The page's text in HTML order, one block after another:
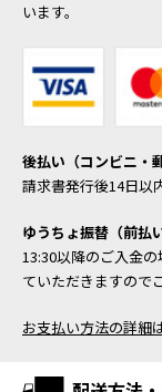
います。
後払い（コンビニ・
請求書発行後14日以
ゆうちょ振替（前払い
13:30以降のご入金
ていただきますので
お支払い方法の詳細